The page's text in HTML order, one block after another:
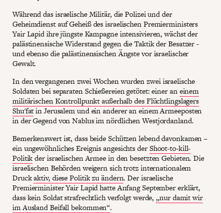
Während das israelische Militär, die Polizei und der
Geheimdienst auf Geheiß des israelischen Premierministers
Yair Lapid ihre jüngste Kampagne intensivieren, wächst der
palästinensische Widerstand gegen die Taktik der Besatzer -
und ebenso die palästinensischen Ängste vor israelischer
Gewalt.
In den vergangenen zwei Wochen wurden zwei israelische
Soldaten bei separaten Schießereien getötet: einer aneinem
militärischen Kontrollpunkt außerhalb des Flüchtlingslagers
Shu'fatin Jerusalem und ein anderer an einem Armeeposten
in der Gegend von Nablus im nördlichen Westjordanland.
Bemerkenswert ist, dass beide Schützen lebend davonkamen –
ein ungewöhnliches Ereignis angesichts derShoot-to-kill-
Politikder israelischen Armee in den besetzten Gebieten. Die
israelischen Behörden weigern sich trotz internationalem
Druckaktiv, diese Politik zu ändern. Der israelische
Premierminister Yair Lapid hatte Anfang September erklärt,
dass kein Soldat strafrechtlich verfolgt werde,„nur damit wir
im Ausland Beifall bekommen“.